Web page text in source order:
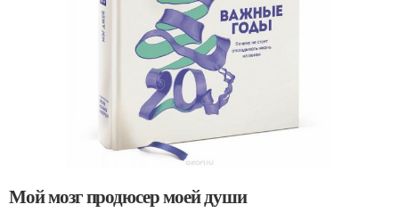
Мой мозг продюсер моей души